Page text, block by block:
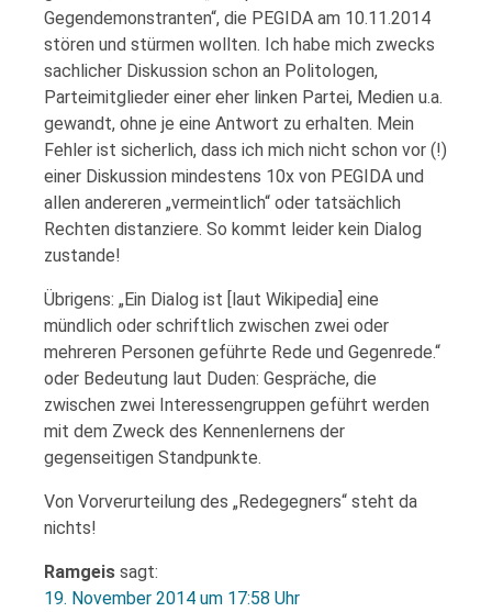
Gegendemonstranten“, die PEGIDA am 10.11.2014
stören und stürmen wollten. Ich habe mich zwecks
sachlicher Diskussion schon an Politologen,
Parteimitglieder einer eher linken Partei, Medien u.a.
gewandt, ohne je eine Antwort zu erhalten. Mein
Fehler ist sicherlich, dass ich mich nicht schon vor (!)
einer Diskussion mindestens 10x von PEGIDA und
allen andereren „vermeintlich“ oder tatsächlich
Rechten distanziere. So kommt leider kein Dialog
zustande!
Übrigens: „Ein Dialog ist [laut Wikipedia] eine
mündlich oder schriftlich zwischen zwei oder
mehreren Personen geführte Rede und Gegenrede.“
oder Bedeutung laut Duden: Gespräche, die
zwischen zwei Interessengruppen geführt werden
mit dem Zweck des Kennenlernens der
gegenseitigen Standpunkte.
Von Vorverurteilung des „Redegegners“ steht da
nichts!
Ramgeis sagt:
19. November 2014 um 17:58 Uhr